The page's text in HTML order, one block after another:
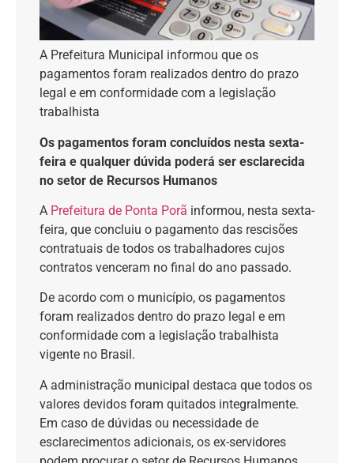
A Prefeitura Municipal informou que os
pagamentos foram realizados dentro do prazo
legal e em conformidade com a legislação
trabalhista
Os pagamentos foram concluídos nesta sexta-
feira e qualquer dúvida poderá ser esclarecida
no setor de Recursos Humanos
A Prefeitura de Ponta Porã informou, nesta sexta-
feira, que concluiu o pagamento das rescisões
contratuais de todos os trabalhadores cujos
contratos venceram no final do ano passado.
De acordo com o município, os pagamentos
foram realizados dentro do prazo legal e em
conformidade com a legislação trabalhista
vigente no Brasil.
A administração municipal destaca que todos os
valores devidos foram quitados integralmente.
Em caso de dúvidas ou necessidade de
esclarecimentos adicionais, os ex-servidores